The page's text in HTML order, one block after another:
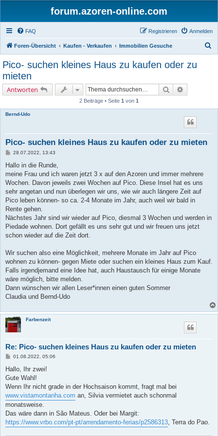
forum.azoren-online.com
FAQ Anmelden
Registrieren
Foren-Übersicht Kaufen - Verkaufen Immobilien Gesuche
Pico- suchen kleines Haus zu kaufen oder zu
mieten
Antworten Suche
2 Beiträge • Seite 1 von 1
Bernd-Udo
Pico- suchen kleines Haus zu kaufen oder zu mieten
B
i
r
a
28.07.2022, 13:43
Hallo in die Runde,
meine Frau und ich waren jetzt 3 x auf den Azoren und immer mehrere
Wochen. Davon jeweils zwei Wochen auf Pico. Diese Insel hat es uns
sehr angetan und nun überlegen wir uns, wie wir auch längere Zeit auf
Pico leben können- so ca. 2-4 Monate im Jahr, auch weil wir bald in
Rente gehen.
Nächstes Jahr sind wir wieder auf Pico, diesmal 3 Wochen und werden in
Piedade wohnen. Dort gefällt es uns sehr gut und wir freuen uns jetzt
schon wieder auf die Zeit dort.
Wir suchen also eine Möglichkeit, mehrere Monate im Jahr auf Pico
wohnen zu können- gegen Miete oder suchen ein kleines Haus zum Kauf.
Falls irgendjemand eine Idee hat, auch Haustausch für einige Monate
wäre möglich, bitte melden.
Dann wünschen wir allen Leser*innen einen guten Sommer
Claudia und Bernd-Udo
Farbenzeit
Re: Pico- suchen kleines Haus zu kaufen oder zu mieten
B
i
r
a
01.08.2022, 05:06
Hallo, Ihr zwei!
Gute Wahl!
Wenn Ihr nicht grade in der Hochsaison kommt, fragt mal bei
www.vistamontanha.com an, Silvia vermietet auch schonmal
monatsweise.
Das wäre dann in São Mateus. Oder bei Margit:
https://www.vrbo.com/pt-pt/arrendamento-ferias/p2586313 , Terra do Pao.